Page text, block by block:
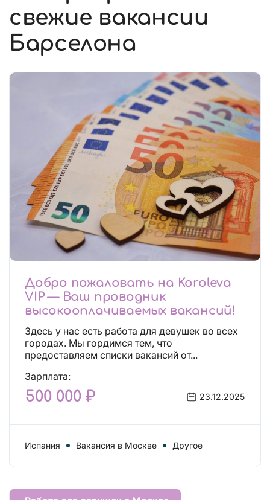
свежие вакансии
Барселона
Добро пожаловать на Koroleva
VIP — Ваш проводник
высокооплачиваемых вакансий!
Здесь у нас есть работа для девушек во всех
городах. Мы гордимся тем, что
предоставляем списки вакансий от...
Зарплата:
500 000 ₽ 23.12.2025
Испания Вакансия в Москве Другое